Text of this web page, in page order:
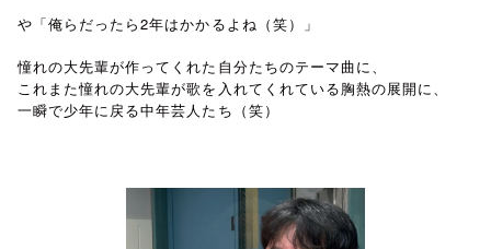
や「俺らだったら2年はかかるよね（笑）」
憧れの大先輩が作ってくれた自分たちのテーマ曲に、
これまた憧れの大先輩が歌を入れてくれている胸熱の展開に、
一瞬で少年に戻る中年芸人たち（笑）